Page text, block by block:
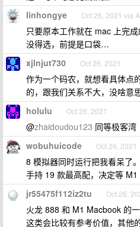
linhongye Oct 26, 2021 via
只要原本工作就在 mac 上完
没得选，前提是口袋…
xjlnjut730 Oct 26, 2021
作为一个码农，就想看具体点
的，跟我们关系不大，没啥意思
holulu Oct 26, 2021
@zhaidoudou123 同等极客湾
wobuhuicode Oct 26, 2021
8 模拟器同时运行把我看呆了。
手持 19 款最高配，决定等 M1
jr55475f112iz2tu Oct 26,
火龙 888 和 M1 Macbook 的
这类会比较有参考价值，其他